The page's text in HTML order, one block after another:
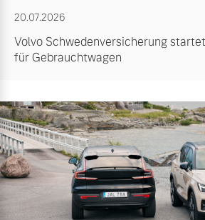
20.07.2026
Volvo Schwedenversicherung
für Gebrauchtwagen